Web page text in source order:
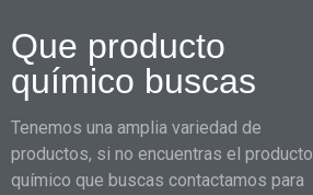
Que producto
químico buscas
Tenemos una amplia variedad de
productos, si no encuentras el producto
químico que buscas contactamos para